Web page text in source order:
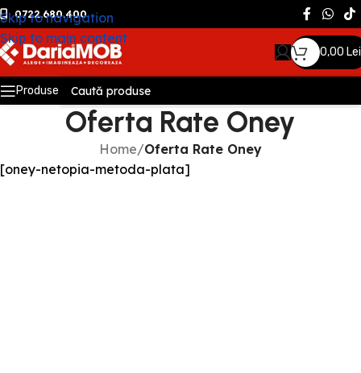
Skip to navigation
Skip to main content
0722.680.400
0,00 Lei
Produse
Oferta Rate Oney
Home/Oferta Rate Oney
[oney-netopia-metoda-plata]